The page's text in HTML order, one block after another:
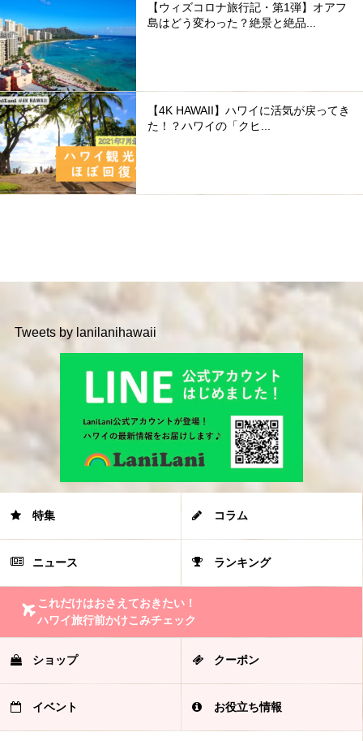
【ウィズコロナ旅行記・第1弾】オアフ
島はどう変わった？絶景と絶品...
【4K HAWAII】ハワイに活気が戻ってき
た！？ハワイの「クヒ...
Tweets by lanilanihawaii
特集 コラム
ニュース ランキング
これだけはおさえておきたい！
ハワイ旅行前かけこみチェック
ショップ クーポン
イベント お役立ち情報